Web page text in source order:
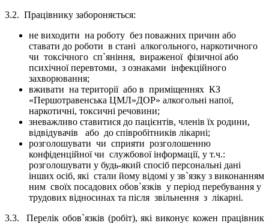
3.2. Працівнику забороняється:
не виходити на роботу без поважних причин або
ставати до роботи в стані алкогольного, наркотичного
чи токсічного сп`яніння, вираженої фізичної або
психічної перевтоми, з ознаками інфекційного
захворювання;
вживати на території або в приміщеннях КЗ
«Першотравенська ЦМЛ»ДОР» алкогольні напої,
наркотичні, токсичні речовини;
зневажливо ставитися до пацієнтів, членів їх родини,
відвідувачів
або до співробітників лікарні;
розголошувати чи сприяти розголошенню
конфіденційної чи службової інформації, у т.ч.:
розголошувати у будь-який спосіб персональні дані
інших осіб, які стали йому відомі у зв`язку з виконанням
ним своїх посадових обов`язків у період перебування у
трудових відносинах та після звільнення з лікарні.
3.3.
Перелік обов`язків (робіт), які виконує кожен працівник